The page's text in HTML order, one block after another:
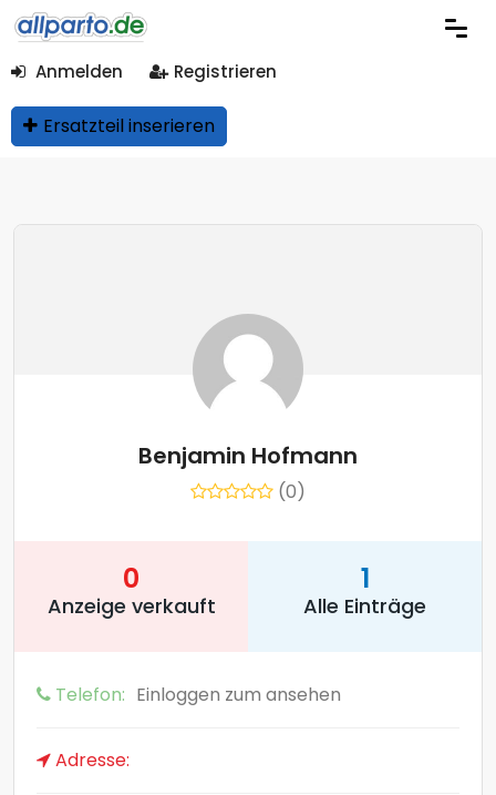
Anmelden Registrieren
Ersatzteil inserieren
Benjamin Hofmann
(0)
0
Anzeige verkauft
1
Alle Einträge
Telefon: Einloggen zum ansehen
Adresse: